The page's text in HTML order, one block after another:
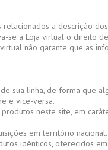
a descrição
se à Loja virtual o direito
não garante que as
sua linha, de forma que
e vice-versa.
neste site, em
em território nacional.
idênticos, oferecidos